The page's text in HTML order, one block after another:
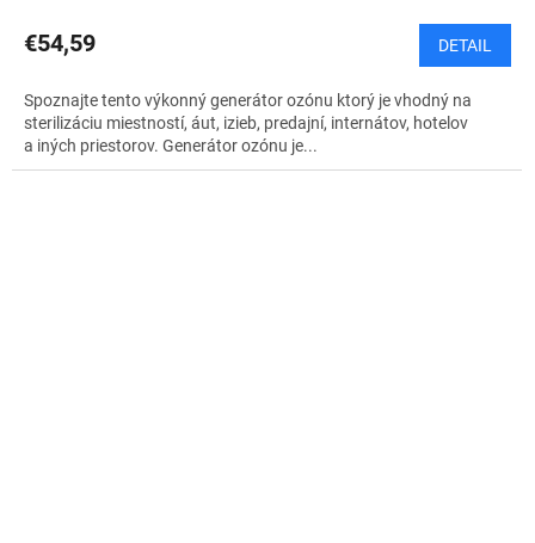
€54,59 DETAIL
Spoznajte tento výkonný generátor ozónu ktorý je vhodný na
sterilizáciu miestností, áut, izieb, predajní, internátov, hotelov
a iných priestorov. Generátor ozónu je...